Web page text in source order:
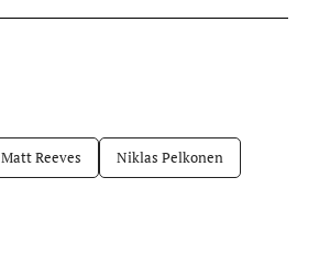
Matt Reeves Niklas Pelkonen